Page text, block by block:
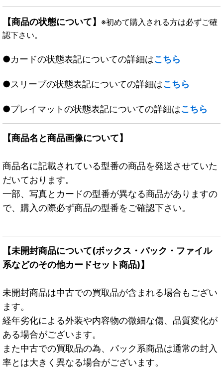
【商品の状態について】 ※初めて購入される方は必ずご確
認下さい。
●カードの状態表記についての詳細はこちら
●スリーブの状態表記についての詳細はこちら
●プレイマットの状態表記についての詳細はこちら
【商品名と商品画像について】
商品名に記載されている型番の商品を発送させていた
だいております。
一部、写真とカードの型番が異なる商品がありますの
で、購入の際必ず商品の型番をご確認下さい。
【未開封商品について(ボックス・パック・ファイル
系などのその他カードセット商品)】
未開封商品は中古での買取品が含まれる場合もござい
ます。
経年劣化による外装や内容物の微細な傷、品質変化が
ある場合がございます。
また中古での買取品の為、パック系商品は通常の封入
率とは大きく異なる場合がございます。